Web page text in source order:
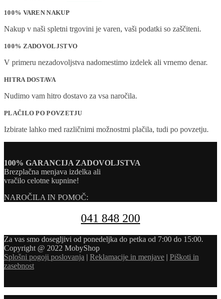
100% VAREN NAKUP
Nakup v naši spletni trgovini je varen, vaši podatki so zaščiteni.
100% ZADOVOLJSTVO
V primeru nezadovoljstva nadomestimo izdelek ali vrnemo denar.
HITRA DOSTAVA
Nudimo vam hitro dostavo za vsa naročila.
PLAČILO PO POVZETJU
Izbirate lahko med različnimi možnostmi plačila, tudi po povzetju.
100% GARANCIJA ZADOVOLJSTVA
Brezplačna menjava izdelka ali
vračilo celotne kupnine!
NAROČILA IN POMOČ:
041 848 200
Za vas smo dosegljivi od ponedeljka do petka od 7:00 do 15:00.
Copyright @ 2022 MobyShop
Splošni pogoji poslovanja | Reklamacije in menjave | Piškoti in
zasebnost